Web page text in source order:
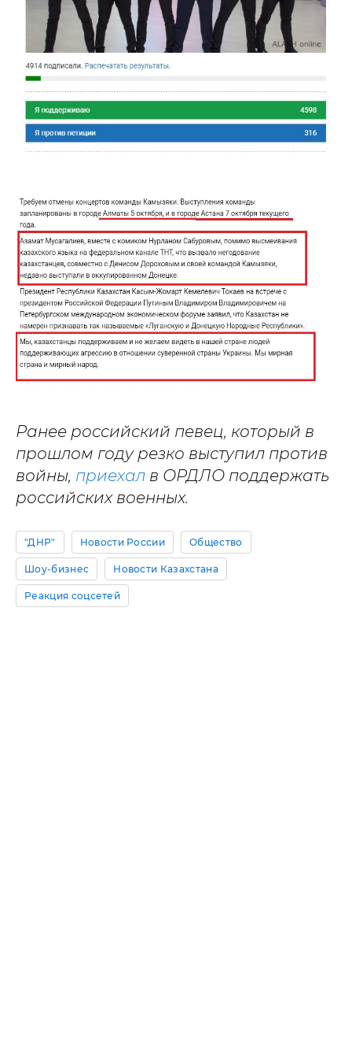
Ранее российский певец, который в
прошлом году резко выступил против
войны, приехал в ОРДЛО поддержать
российских военных.
"ДНР" Новости России Общество
Шоу-бизнес Новости Казахстана
Реакция соцсетей